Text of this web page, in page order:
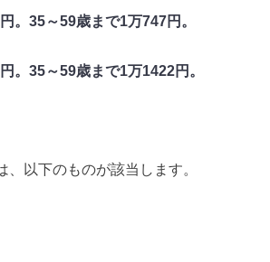
。35～59歳まで1万747円。
。35～59歳まで1万1422円。
、以下のものが該当します。